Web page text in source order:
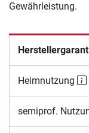
Gewährleistung.
Heimnutzung
semiprof.